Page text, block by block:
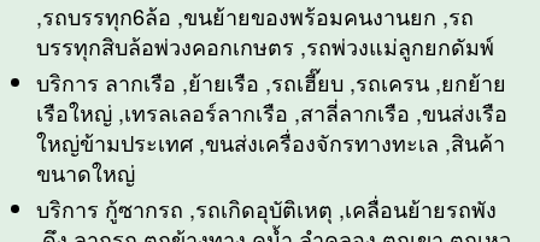
,รถบรรทุก6ล้อ ,ขนย้ายของพร้อมคนงานยก ,รถ
บรรทุกสิบล้อพ่วงคอกเกษตร ,รถพ่วงแม่ลูกยกดัมพ์
บริการ ลากเรือ ,ย้ายเรือ ,รถเฮี๊ยบ ,รถเครน ,ยกย้าย
เรือใหญ่ ,เทรลเลอร์ลากเรือ ,สาลี่ลากเรือ ,ขนส่งเรือ
ใหญ่ข้ามประเทศ ,ขนส่งเครื่องจักรทางทะเล ,สินค้า
ขนาดใหญ่
บริการ กู้ซากรถ ,รถเกิดอุบัติเหตุ ,เคลื่อนย้ายรถพัง